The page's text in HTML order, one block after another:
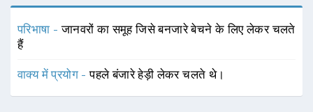
परिभाषा -जानवरों का समूह जिसे बनजारे बेचने के लिए लेकर चलते
हैं
वाक्य में प्रयोग -पहले बंजारे हेड़ी लेकर चलते थे।